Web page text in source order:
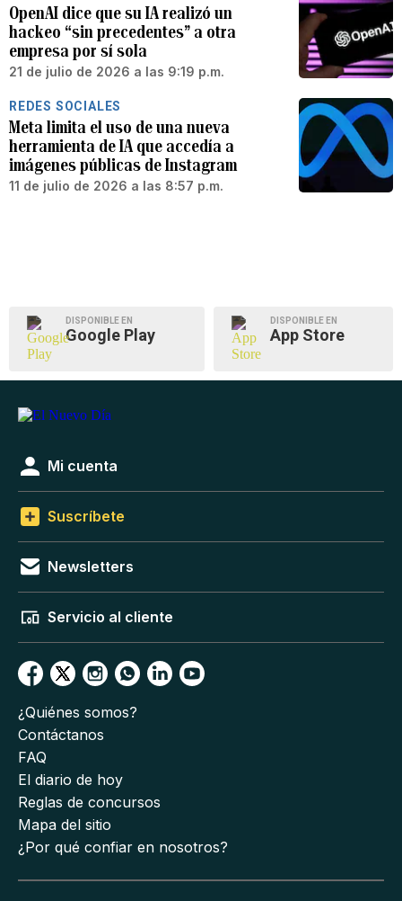
OpenAI dice que su IA realizó un
hackeo “sin precedentes” a otra
empresa por sí sola
21 de julio de 2026 a las 9:19 p.m.
REDES SOCIALES
Meta limita el uso de una nueva
herramienta de IA que accedía a
imágenes públicas de Instagram
11 de julio de 2026 a las 8:57 p.m.
DISPONIBLE EN
Google Play
DISPONIBLE EN
App Store
Mi cuenta
Suscríbete
Newsletters
Servicio al cliente
¿Quiénes somos?
Contáctanos
FAQ
El diario de hoy
Reglas de concursos
Mapa del sitio
¿Por qué confiar en nosotros?